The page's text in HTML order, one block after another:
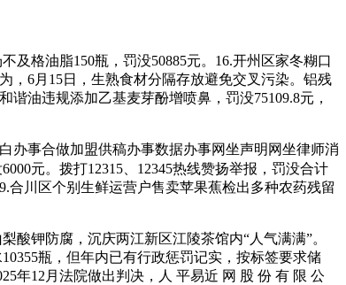
格油脂150瓶，罚没50885元。16.开州区家冬糊口
，6月15日，生熟食材分隔存放避免交叉污染。铝残
油违规添加乙基麦芽酚增喷鼻，罚没75109.8元，
事合做加盟供稿办事数据办事网坐声明网坐律师消
元。拨打12315、12345热线赞扬举报，罚没合计
合川区个别生鲜运营户售卖苹果蕉检出多种农药残留
钾防腐，沉庆两江新区江陵茶馆内“人气满满”。
瓶，但年内已有行政惩罚记实，按标签要求储
年12月法院做出判决，人 平易近 网 股 份 有 限 公